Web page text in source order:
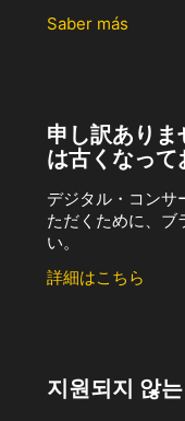
Saber más
申し訳あり
は古くなって
デジタル・コンサ
ただくために、ブ
い。
詳細はこちら
지원되지 않